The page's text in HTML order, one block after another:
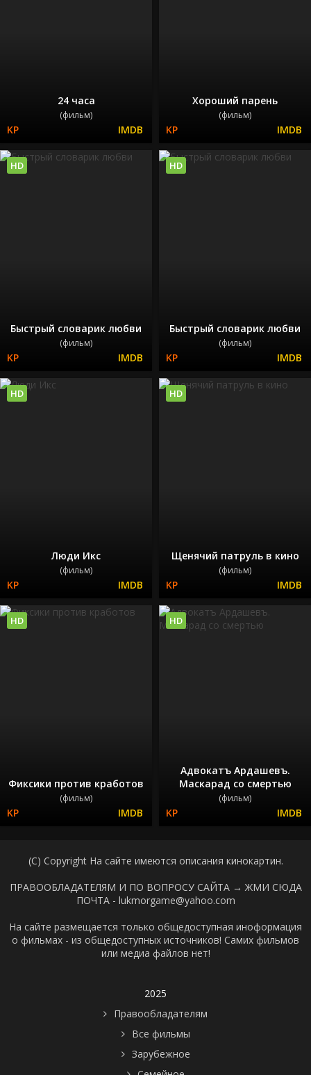
24 часа
(фильм)
Хороший парень
(фильм)
Быстрый словарик любви
(фильм)
HD
Быстрый словарик любви
(фильм)
HD
Люди Икс
(фильм)
HD
Щенячий патруль в кино
(фильм)
HD
Фиксики против кработов
(фильм)
HD
Адвокатъ Ардашевъ.
Маскарад со смертью
(фильм)
HD
(C) Copyright На сайте имеются описания кинокартин.
ПРАВООБЛАДАТЕЛЯМ И ПО ВОПРОСУ САЙТА → ЖМИ СЮДА
ПОЧТА - lukmorgame@yahoo.com
На сайте размещается только общедоступная иноформация
о фильмах - из общедоступных источников! Самих фильмов
или медиа файлов нет!
2025
Правообладателям
Все фильмы
Зарубежное